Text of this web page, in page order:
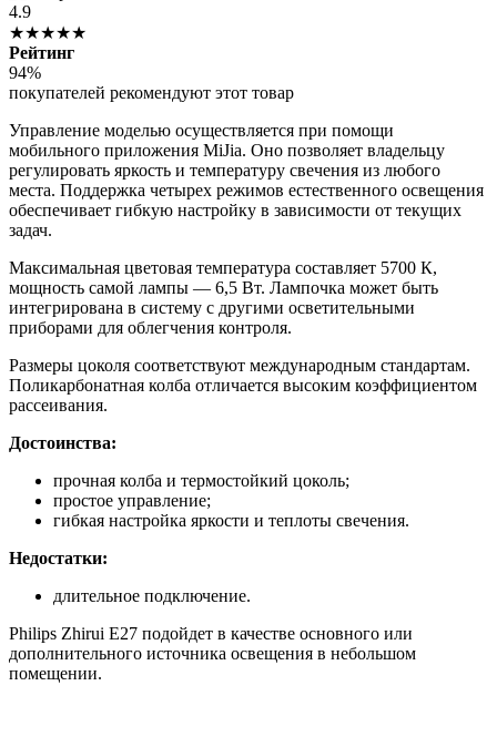
4.9
★★★★★
Рейтинг
94%
покупателей рекомендуют этот товар
Управление моделью осуществляется при помощи
мобильного приложения MiJia. Оно позволяет владельцу
регулировать яркость и температуру свечения из любого
места. Поддержка четырех режимов естественного освещения
обеспечивает гибкую настройку в зависимости от текущих
задач.
Максимальная цветовая температура составляет 5700 К,
мощность самой лампы — 6,5 Вт. Лампочка может быть
интегрирована в систему с другими осветительными
приборами для облегчения контроля.
Размеры цоколя соответствуют международным стандартам.
Поликарбонатная колба отличается высоким коэффициентом
рассеивания.
Достоинства:
прочная колба и термостойкий цоколь;
простое управление;
гибкая настройка яркости и теплоты свечения.
Недостатки:
длительное подключение.
Philips Zhirui E27 подойдет в качестве основного или
дополнительного источника освещения в небольшом
помещении.